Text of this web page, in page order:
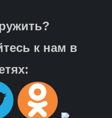
к нам в